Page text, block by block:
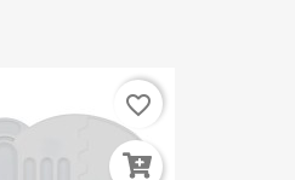
favorite_border